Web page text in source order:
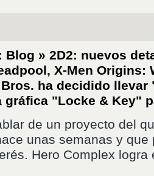
Blog » 2D2: nuevos
X-Men Origins:
Bros. ha decidido
gráfica "Locke & Key"
de un proyecto del
unas semanas y
Hero Complex